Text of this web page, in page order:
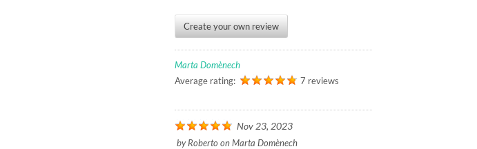
Create your own review
Marta Domènech
Average rating:
7 reviews
Nov 23, 2023
byRoberto onMarta Domènech